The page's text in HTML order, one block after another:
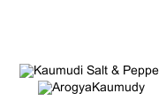
Copy Link